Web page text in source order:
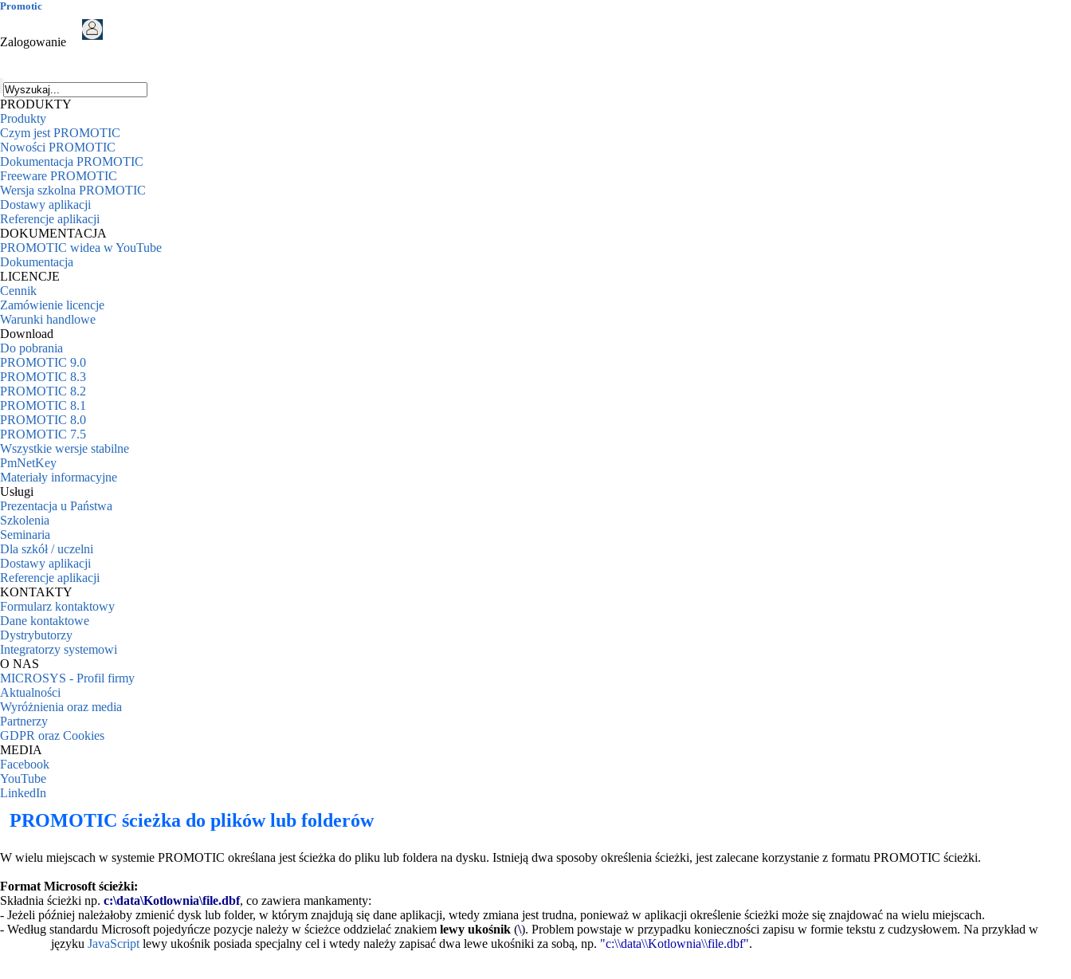
Promotic
Zalogowanie
PRODUKTY
Produkty
Czym jest PROMOTIC
Nowości PROMOTIC
Dokumentacja PROMOTIC
Freeware PROMOTIC
Wersja szkolna PROMOTIC
Dostawy aplikacji
Referencje aplikacji
DOKUMENTACJA
PROMOTIC widea w YouTube
Dokumentacja
LICENCJE
Cennik
Zamówienie licencje
Warunki handlowe
Download
Do pobrania
PROMOTIC 9.0
PROMOTIC 8.3
PROMOTIC 8.2
PROMOTIC 8.1
PROMOTIC 8.0
PROMOTIC 7.5
Wszystkie wersje stabilne
PmNetKey
Materiały informacyjne
Usługi
Prezentacja u Państwa
Szkolenia
Seminaria
Dla szkół / uczelni
Dostawy aplikacji
Referencje aplikacji
KONTAKTY
Formularz kontaktowy
Dane kontaktowe
Dystrybutorzy
Integratorzy systemowi
O NAS
MICROSYS - Profil firmy
Aktualności
Wyróżnienia oraz media
Partnerzy
GDPR oraz Cookies
MEDIA
Facebook
YouTube
LinkedIn
PROMOTIC ścieżka do plików lub folderów
W wielu miejscach w systemie PROMOTIC określana jest ścieżka do pliku lub foldera na dysku. Istnieją dwa sposoby określenia ścieżki, jest zalecane korzystanie z formatu PROMOTIC ścieżki.
Format Microsoft ścieżki:
Składnia ścieżki np. c:\data\Kotlownia\file.dbf, co zawiera mankamenty:
- Jeżeli później należałoby zmienić dysk lub folder, w którym znajdują się dane aplikacji, wtedy zmiana jest trudna, ponieważ w aplikacji określenie ścieżki może się znajdować na wielu miejscach.
- Według standardu Microsoft pojedyńcze pozycje należy w ścieżce oddzielać znakiem lewy ukośnik (\). Problem powstaje w przypadku konieczności zapisu w formie tekstu z cudzysłowem. Na przykład w
języku JavaScript lewy ukośnik posiada specjalny cel i wtedy należy zapisać dwa lewe ukośniki za sobą, np. "c:\\data\\Kotlownia\\file.dbf".